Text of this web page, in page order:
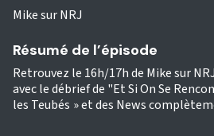
Mike sur NRJ
Résumé de l’épisode
Retrouvez le 16h/17h de Mike sur
avec le débrief de "Et Si On Se
les Teubés » et des News